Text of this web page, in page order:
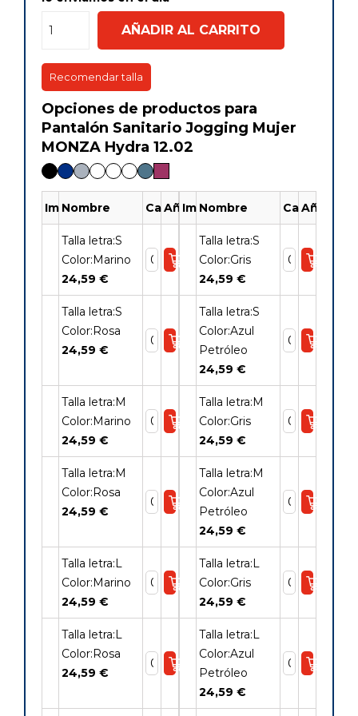
AÑADIR AL CARRITO
Recomendar talla
Opciones de productos para
Pantalón Sanitario Jogging Mujer
MONZA Hydra 12.02
Imagen
Nombre Cantidad
AñadirImagen
Nombre Cantidad
Añadir
Talla letra:S
Color:Marino
24,59 €
Talla letra:S
Color:Gris
24,59 €
Talla letra:S
Color:Rosa
24,59 €
Talla letra:S
Color:Azul
Petróleo
24,59 €
Talla letra:M
Color:Marino
24,59 €
Talla letra:M
Color:Gris
24,59 €
Talla letra:M
Color:Rosa
24,59 €
Talla letra:M
Color:Azul
Petróleo
24,59 €
Talla letra:L
Color:Marino
24,59 €
Talla letra:L
Color:Gris
24,59 €
Talla letra:L
Color:Rosa
24,59 €
Talla letra:L
Color:Azul
Petróleo
24,59 €